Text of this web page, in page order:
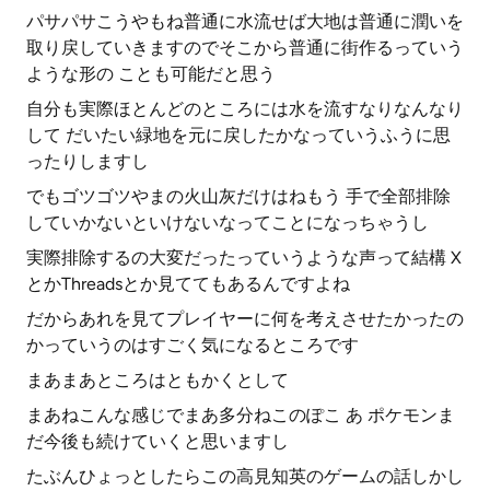
パサパサこうやもね普通に水流せば大地は普通に潤いを
取り戻していきますのでそこから普通に街作るっていう
ような形の ことも可能だと思う
自分も実際ほとんどのところには水を流すなりなんなり
して だいたい緑地を元に戻したかなっていうふうに思
ったりしますし
でもゴツゴツやまの火山灰だけはねもう 手で全部排除
していかないといけないなってことになっちゃうし
実際排除するの大変だったっていうような声って結構 X
とかThreadsとか見ててもあるんですよね
だからあれを見てプレイヤーに何を考えさせたかったの
かっていうのはすごく気になるところです
まあまあところはともかくとして
まあねこんな感じでまあ多分ねこのぽこ あ ポケモンま
だ今後も続けていくと思いますし
たぶんひょっとしたらこの高見知英のゲームの話しかし